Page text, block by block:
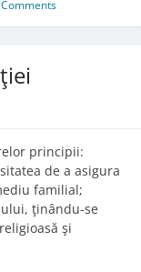
principii:
de a asigura
familial;
ţinându-se
şi